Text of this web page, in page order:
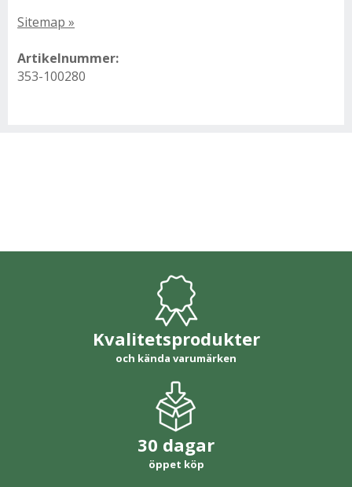
Sitemap »
Artikelnummer:
353-100280
Kvalitetsprodukter
och kända varumärken
30 dagar
öppet köp